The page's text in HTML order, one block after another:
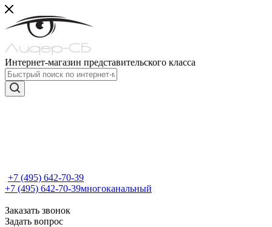
Интернет-магазин представительского класса
+7 (495) 642-70-39
+7 (495) 642-70-39многоканальный
Заказать звонок
Задать вопрос